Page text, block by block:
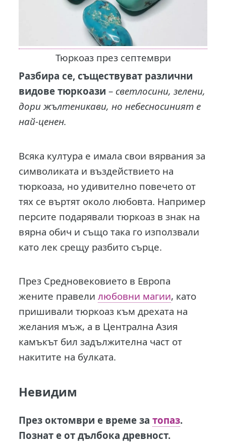
Тюркоаз през септември
Разбира се, съществуват различни
видове тюркоази – светлосини, зелени,
дори жълтеникави, но небесносиният е
най-ценен.
Всяка култура е имала свои вярвания за
символиката и въздействието на
тюркоаза, но удивително повечето от
тях се въртят около любовта. Например
персите подарявали тюркоаз в знак на
вярна обич и също така го използвали
като лек срещу разбито сърце.
През Средновековието в Европа
жените правелилюбовни магии, като
пришивали тюркоаз към дрехата на
желания мъж, а в Централна Азия
камъкът бил задължителна част от
накитите на булката.
Невидим
През октомври е време затопаз.
Познат е от дълбока древност.